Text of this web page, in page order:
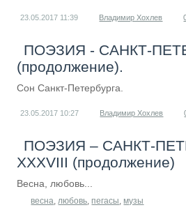
23.05.2017 11:39 Владимир Хохлев
ПОЭЗИЯ - САНКТ-
(продолжение).
Сон Санкт-Петербурга.
23.05.2017 10:27 Владимир Хохлев
ПОЭЗИЯ – САНКТ-
XXXVIII (продолжение)
Весна, любовь...
весна,любовь, пегасы, музы